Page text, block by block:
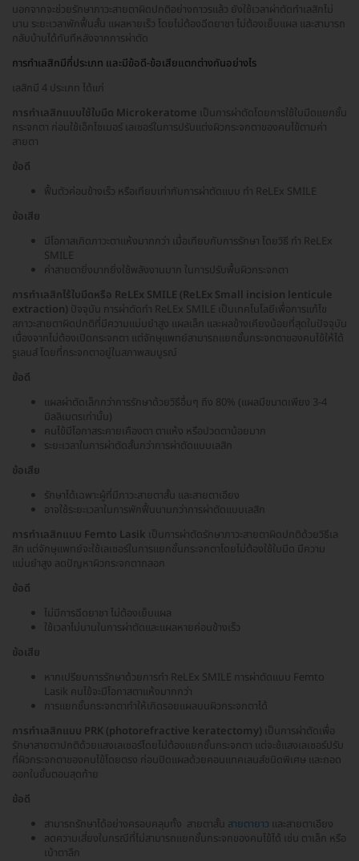
นอกจากจะช่วยรักษาภาวะสายตาผิดปกติอย่างถาวรแล้ว ยังใช้เวลาผ่าตัดทำเลสิกไม่
นาน ระยะเวลาพักฟื้นสั้น แผลหายเร็ว โดยไม่ต้องฉีดยาชา ไม่ต้องเย็บแผล และสามารถ
กลับบ้านได้ทันทีหลังจากการผ่าตัด
การทำเลสิกมีกี่ประเภท และมีข้อดี-ข้อเสียแตกต่างกันอย่างไร
เลสิกมี 4 ประเภท ได้แก่
การทำเลสิกแบบใช้ใบมีด Microkeratome เป็นการผ่าตัดโดยการใช้ใบมีดแยกชั้น
กระจกตา ก่อนใช้เอ็กไซเมอร์ เลเซอร์ในการปรับแต่งผิวกระจกตาของคนไข้ตามค่า
สายตา
ข้อดี
ฟื้นตัวค่อนข้างเร็ว หรือเทียบเท่ากับการผ่าตัดแบบ ทำ ReLEx SMILE
ข้อเสีย
มีโอกาสเกิดภาวะตาแห้งมากกว่า เมื่อเทียบกับการรักษา โดยวิธี ทำ ReLEx
SMILE
ค่าสายตายิ่งมากยิ่งใช้พลังงานมาก ในการปรับพื้นผิวกระจกตา
การทำเลสิกไร้ใบมีดหรือ ReLEx SMILE (ReLEx Small incision lenticule
extraction) ปัจจุบัน การผ่าตัดทำ ReLEx SMILE เป็นเทคโนโลยีเพื่อการแก้ไข
สภาวะสายตาผิดปกติที่มีความแม่นยำสูง แผลเล็ก และผลข้างเคียงน้อยที่สุดในปัจจุบัน
เนื่องจากไม่ต้องเปิดกระจกตา แต่จักษุแพทย์สามารถแยกชั้นกระจกตาของคนไข้ให้ได้
รูเลนส์ โดยที่กระจกตาอยู่ในสภาพสมบูรณ์
ข้อดี
แผลผ่าตัดเล็กกว่าการรักษาด้วยวิธีอื่นๆ ถึง 80% (แผลมีขนาดเพียง 3-4
มิลลิเมตรเท่านั้น)
คนไข้มีโอกาสระคายเคืองตา ตาแห้ง หรือปวดตาน้อยมาก
ระยะเวลาในการผ่าตัดสั้นกว่าการผ่าตัดแบบเลสิก
ข้อเสีย
รักษาได้เฉพาะผู้ที่มีภาวะสายตาสั้น และสายตาเอียง
อาจใช้ระยะเวลาในการพักฟื้นนานกว่าการผ่าตัดแบบเลสิก
การทำเลสิกแบบ Femto Lasik เป็นการผ่าตัดรักษาภาวะสายตาผิดปกติด้วยวิธีเล
สิก แต่จักษุแพทย์จะใช้เลเซอร์ในการแยกชั้นกระจกตาโดยไม่ต้องใช้ใบมีด มีความ
แม่นยำสูง ลดปัญหาผิวกระจกตาถลอก
ข้อดี
ไม่มีการฉีดยาชา ไม่ต้องเย็บแผล
ใช้เวลาไม่นานในการผ่าตัดและแผลหายค่อนข้างเร็ว
ข้อเสีย
หากเปรียบการรักษาด้วยการทำ ReLEx SMILE การผ่าตัดแบบ Femto
Lasik คนไข้จะมีโอกาสตาแห้งมากกว่า
การแยกชั้นกระจกตาทำให้เกิดรอยแผลบนผิวกระจกตาได้
การทำเลสิกแบบ PRK (photorefractive keratectomy) เป็นการผ่าตัดเพื่อ
รักษาสายตาปกติด้วยแสงเลเซอร์โดยไม่ต้องแยกชั้นกระจกตา แต่จะช้แสงเลเซอร์ปรับ
ที่ผิวกระจกตาของคนไข้โดยตรง ก่อนปิดแผลด้วยคอนแทคเลนส์ชนิดพิเศษ และถอด
ออกในขั้นตอนสุดท้าย
ข้อดี
สามารถรักษาได้อย่างครอบคลุมทั้ง สายตาสั้น สายตายาว และสายตาเอียง
ลดความเสี่ยงในกรณีที่ไม่สามารถแยกชั้นกระจกของคนไข้ได้ เช่น ตาเล็ก หรือ
เบ้าตาลึก